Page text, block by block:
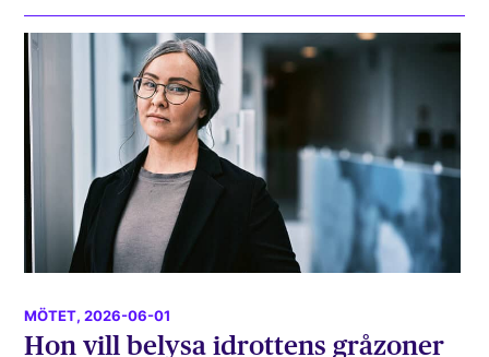
MÖTET, 2026-06-01
Hon vill belysa idrottens gråzoner